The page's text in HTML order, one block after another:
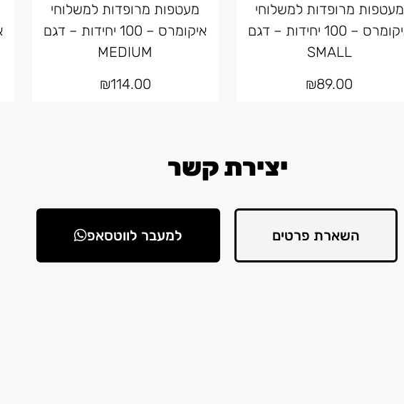
מעטפות מרופדות למשלוחי
איקומרס – 100 יחידות – דגם
SMALL
₪89.00
מעטפות מרופדות למשלוחי
איקומרס – 100 יחידות – דגם
MEDIUM
₪114.00
יצירת קשר
השארת פרטים למעבר לווטסאפ